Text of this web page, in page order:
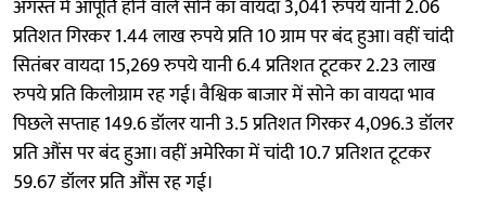
अगस्त में आपूर्ति होने वाले सोने का वायदा 3,041 रुपये यानी 2.06
प्रतिशत गिरकर 1.44 लाख रुपये प्रति 10 ग्राम पर बंद हुआ। वहीं चांदी
सितंबर वायदा 15,269 रुपये यानी 6.4 प्रतिशत टूटकर 2.23 लाख
रुपये प्रति किलोग्राम रह गई। वैश्विक बाजार में सोने का वायदा भाव
पिछले सप्ताह 149.6 डॉलर यानी 3.5 प्रतिशत गिरकर 4,096.3 डॉलर
प्रति औंस पर बंद हुआ। वहीं अमेरिका में चांदी 10.7 प्रतिशत टूटकर
59.67 डॉलर प्रति औंस रह गई।